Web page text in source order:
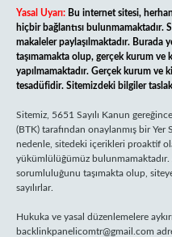
Yasal Uyarı: Bu internet sitesi,
hiçbir bağlantısı bulunmamaktadır.
makaleler paylaşılmaktadır. Burada
taşımamakta olup, gerçek kurum ve
yapılmamaktadır. Gerçek kurum ve
tesadüfidir. Sitemizdeki bilgiler
Sitemiz, 5651 Sayılı Kanun
(BTK) tarafından onaylanmış bir Yer
nedenle, sitedeki içerikleri proaktif
yükümlülüğümüz bulunmamaktadır.
sorumluluğunu taşımakta olup,
sayılırlar.
Hukuka ve yasal düzenlemelere
backlinkpanelicomtr@gmail.com